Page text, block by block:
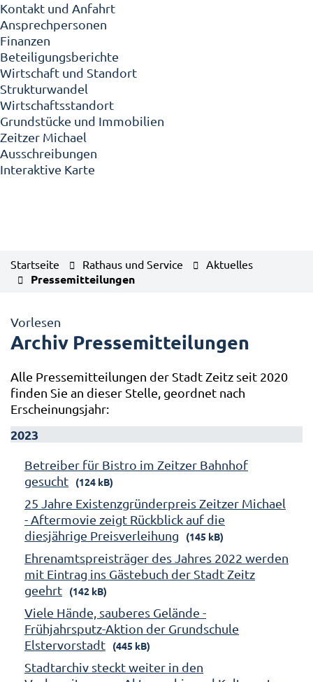
Kontakt und Anfahrt
Ansprechpersonen
Finanzen
Beteiligungsberichte
Wirtschaft und Standort
Strukturwandel
Wirtschaftsstandort
Grundstücke und Immobilien
Zeitzer Michael
Ausschreibungen
Interaktive Karte
Startseite Rathaus und Service Aktuelles
Pressemitteilungen
Vorlesen
Archiv Pressemitteilungen
Alle Pressemitteilungen der Stadt Zeitz seit 2020
finden Sie an dieser Stelle, geordnet nach
Erscheinungsjahr:
2023
Betreiber für Bistro im Zeitzer Bahnhof
gesucht
(124 kB)
25 Jahre Existenzgründerpreis Zeitzer Michael
- Aftermovie zeigt Rückblick auf die
diesjährige Preisverleihung
(145 kB)
Ehrenamtspreisträger des Jahres 2022 werden
mit Eintrag ins Gästebuch der Stadt Zeitz
geehrt
(142 kB)
Viele Hände, sauberes Gelände -
Frühjahrsputz-Aktion der Grundschule
Elstervorstadt
(445 kB)
Stadtarchiv steckt weiter in den